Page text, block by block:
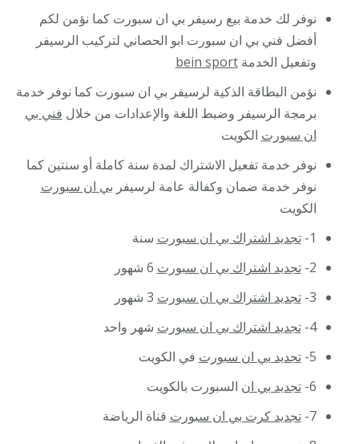
نوفر لك خدمة بيع رسيفر بي ان سبورت كما نؤمن لكم
أفضل فني بي ان سبورت ابو الحصاني لتركيب الرسيفر
وتفعيل الخدمةbein sport
نؤمن البطاقة الذكية لرسيفر بي ان سبورت كما نوفر خدمة
برمجة الرسيفر وضبط اللغة والإعدادات من خلال فني بي
ان سبورت الكويت
نوفر خدمة تفعيل الاشتراك لمدة سنة كاملة أو سنتين كما
نوفر خدمة ضمان وكفالة عامة لرسيفر بي ان سبورت
الكويت
1- تجديد اشتراك بي ان سبورت سنة
2- تجديد اشتراك بي ان سبورت
3- تجديد اشتراك بي ان سبورت
4- تجديد اشتراك بي ان سبورت شهر واحد
5- تجديد بي ان سبورت في الكويت
6- تجديد بي ان السبورت بالكويت
7- تجديد كرت بي ان سبورت قناة الرياضة